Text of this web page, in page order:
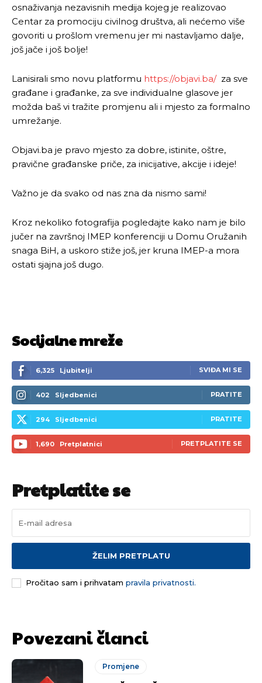
Pusti priču da živi!
Pusti priču da živi!
osnaživanja nezavisnih medija kojeg je realizovao
Centar za promociju civilnog društva, ali nećemo više
govoriti u prošlom vremenu jer mi nastavljamo dalje,
još jače i još bolje!
Lanisirali smo novu platformu https://objavi.ba/za sve
građane i građanke, za sve individualne glasove jer
možda baš vi tražite promjenu ali i mjesto za formalno
umrežanje.
Objavi.ba je pravo mjesto za dobre, istinite, oštre,
pravične građanske priče, za inicijative, akcije i ideje!
Važno je da svako od nas zna da nismo sami!
Kroz nekoliko fotografija pogledajte kako nam je bilo
jučer na završnoj IMEP konferenciji u Domu Oružanih
snaga BiH, a uskoro stiže još, jer kruna IMEP-a mora
ostati sjajna još dugo.
Socijalne mreže
6,325 Ljubitelji SVIĐA MI SE
402 Sljedbenici PRATITE
294 Sljedbenici PRATITE
1,690 Pretplatnici PRETPLATITE SE
Pretplatite se
ŽELIM PRETPLATU
Pročitao sam i prihvatam pravila privatnosti.
Povezani članci
Promjene